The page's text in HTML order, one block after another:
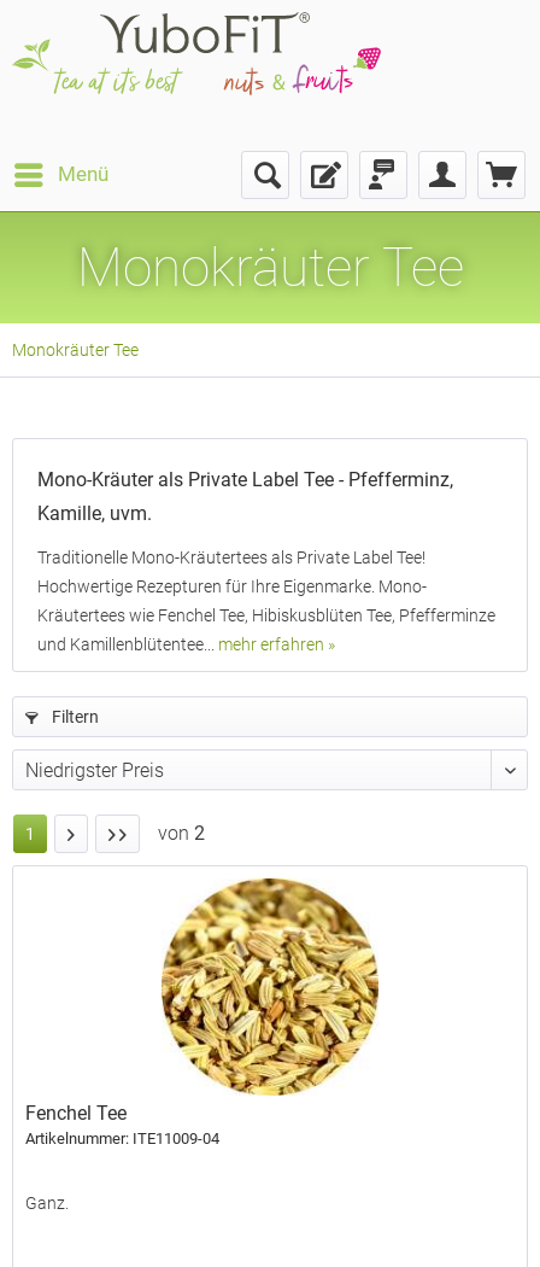
Menü
Monokräuter Tee
Monokräuter Tee
Mono-Kräuter als Private Label Tee - Pfefferminz,
Kamille, uvm.
Traditionelle Mono-Kräutertees als Private Label Tee!
Hochwertige Rezepturen für Ihre Eigenmarke. Mono-
Kräutertees wie Fenchel Tee, Hibiskusblüten Tee, Pfefferminze
und Kamillenblütentee... mehr erfahren »
Filtern
1 von 2
Fenchel Tee
Artikelnummer: ITE11009-04
Ganz.